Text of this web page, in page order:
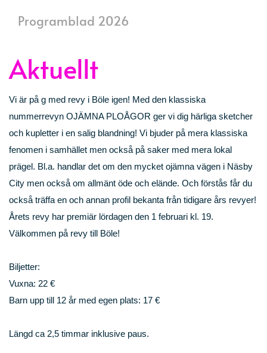
Programblad 2026
Aktuellt
Vi är på g med revy i Böle igen! Med den klassiska
nummerrevyn OJÄMNA PLOÅGOR ger vi dig härliga sketcher
och kupletter i en salig blandning! Vi bjuder på mera klassiska
fenomen i samhället men också på saker med mera lokal
prägel. Bl.a. handlar det om den mycket ojämna vägen i Näsby
City men också om allmänt öde och elände. Och förstås får du
också träffa en och annan profil bekanta från tidigare års revyer!
Årets revy har premiär lördagen den 1 februari kl. 19.
Välkommen på revy till Böle!
Biljetter:
Vuxna: 22 €
Barn upp till 12 år med egen plats: 17 €
Längd ca 2,5 timmar inklusive paus.